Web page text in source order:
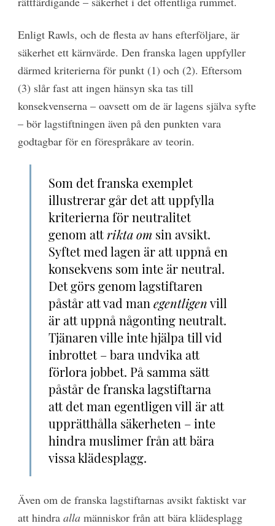
Enligt Rawls, och de flesta av hans efterföljare, är
säkerhet ett kärnvärde. Den franska lagen uppfyller
därmed kriterierna för punkt (1) och (2). Eftersom
(3) slår fast att ingen hänsyn ska tas till
konsekvenserna – oavsett om de är lagens själva syfte
– bör lagstiftningen även på den punkten vara
godtagbar för en förespråkare av teorin.
Som det franska exemplet
illustrerar går det att uppfylla
kriterierna för neutralitet
genom attrikta om sin avsikt.
Syftet med lagen är att uppnå en
konsekvens som inte är neutral.
Det görs genom lagstiftaren
påstår att vad manegentligenvill
är att uppnå någonting neutralt.
Tjänaren ville inte hjälpa till vid
inbrottet – bara undvika att
förlora jobbet. På samma sätt
påstår de franska lagstiftarna
att det man egentligen vill är att
upprätthålla säkerheten – inte
hindra muslimer från att bära
vissa klädesplagg.
Även om de franska lagstiftarnas avsikt faktiskt var
att hindra allamänniskor från att bära klädesplagg